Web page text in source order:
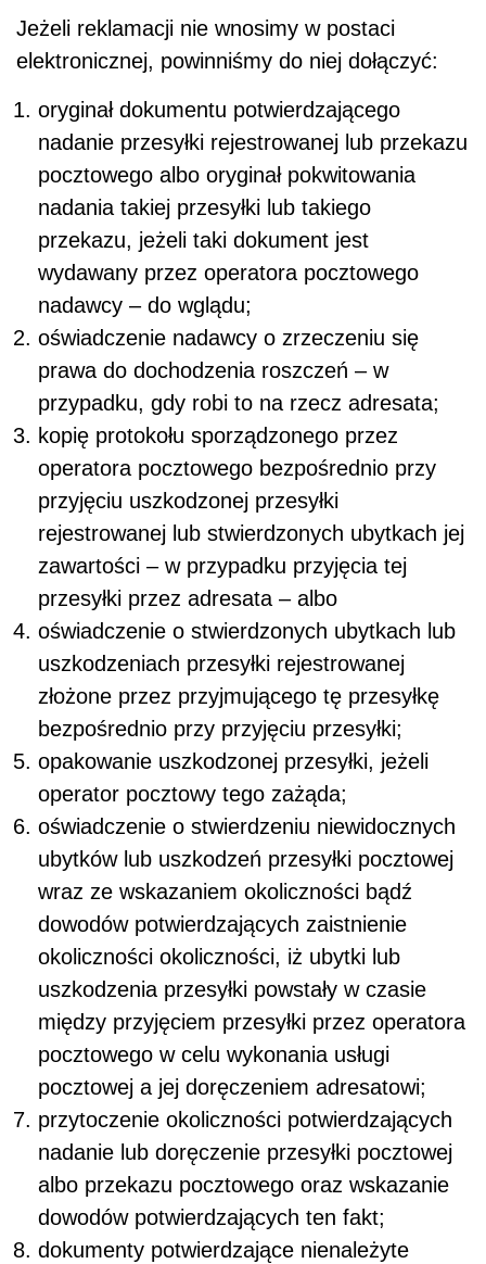
Jeżeli reklamacji nie wnosimy w postaci
elektronicznej, powinniśmy do niej dołączyć:
oryginał dokumentu potwierdzającego
nadanie przesyłki rejestrowanej lub przekazu
pocztowego albo oryginał pokwitowania
nadania takiej przesyłki lub takiego
przekazu, jeżeli taki dokument jest
wydawany przez operatora pocztowego
nadawcy – do wglądu;
oświadczenie nadawcy o zrzeczeniu się
prawa do dochodzenia roszczeń – w
przypadku, gdy robi to na rzecz adresata;
kopię protokołu sporządzonego przez
operatora pocztowego bezpośrednio przy
przyjęciu uszkodzonej przesyłki
rejestrowanej lub stwierdzonych ubytkach jej
zawartości – w przypadku przyjęcia tej
przesyłki przez adresata – albo
oświadczenie o stwierdzonych ubytkach lub
uszkodzeniach przesyłki rejestrowanej
złożone przez przyjmującego tę przesyłkę
bezpośrednio przy przyjęciu przesyłki;
opakowanie uszkodzonej przesyłki, jeżeli
operator pocztowy tego zażąda;
oświadczenie o stwierdzeniu niewidocznych
ubytków lub uszkodzeń przesyłki pocztowej
wraz ze wskazaniem okoliczności bądź
dowodów potwierdzających zaistnienie
okoliczności okoliczności, iż ubytki lub
uszkodzenia przesyłki powstały w czasie
między przyjęciem przesyłki przez operatora
pocztowego w celu wykonania usługi
pocztowej a jej doręczeniem adresatowi;
przytoczenie okoliczności potwierdzających
nadanie lub doręczenie przesyłki pocztowej
albo przekazu pocztowego oraz wskazanie
dowodów potwierdzających ten fakt;
dokumenty potwierdzające nienależyte